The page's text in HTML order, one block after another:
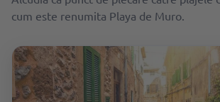
cum este renumita Playa de Muro.